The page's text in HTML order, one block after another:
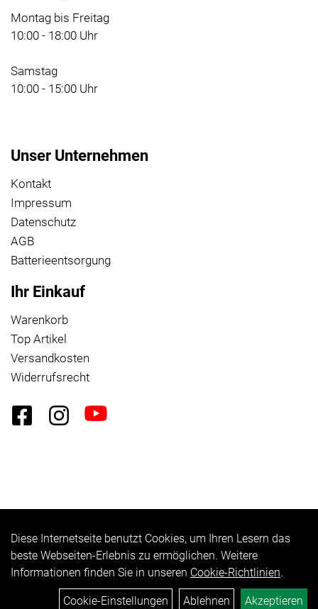
Montag bis Freitag
10:00 - 18:00 Uhr
Samstag
10:00 - 15:00 Uhr
Unser Unternehmen
Kontakt
Impressum
Datenschutz
AGB
Batterieentsorgung
Ihr Einkauf
Warenkorb
Top Artikel
Versandkosten
Widerrufsrecht
Diese Internetseite benutzt Cookies, um Ihren Lesern das
beste Webseiten-Erlebnis zu ermöglichen. Weitere
Informationen finden Sie in unseren Cookie-Richtlinien.
Cookie-Einstellungen Ablehnen Akzeptieren
Auftrag widerrufen